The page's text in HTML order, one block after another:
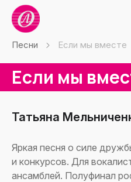
Песни Если мы вместе
Если мы
Татьяна
Яркая песня о силе
и конкурсов. Для
ансамблей. Полуфинал